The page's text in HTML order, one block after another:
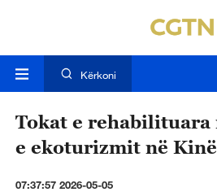
Kërkoni
Tokat e
e ekoturizmit në Kinë
07:37:57 2026-05-05